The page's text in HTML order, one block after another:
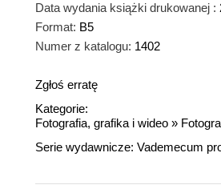
Data wydania książki drukowanej :
Format: B5
Numer z katalogu: 1402
Zgłoś erratę
Kategorie:
Fotografia, grafika i wideo »
Serie wydawnicze: Vademecum